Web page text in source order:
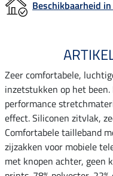
Beschikbaarheid in
Zeer comfortabele,
inzetstukken op het
performance
effect. Siliconen zitvlak,
Comfortabele tailleband
zijzakken voor mobiele
met knopen achter, geen